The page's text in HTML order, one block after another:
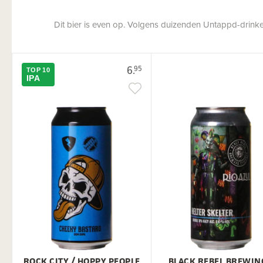
Dit bier is even op. Volgens duizenden Untappd-
6.95
TOP 10
IPA